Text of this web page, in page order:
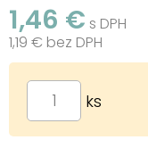
1,46 € s DPH
1,19 € bez DPH
ks